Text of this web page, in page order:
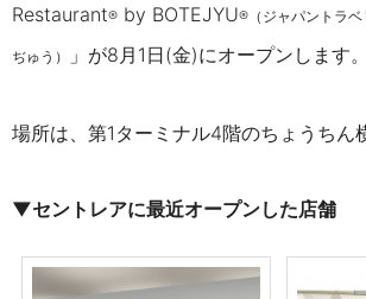
Restaurant® by BOTEJYU®（ ジャパントラ
ぢゅう ） 」が8月1日(金)にオープンします。
場所は、第1ターミナル4階のちょうちん
▼セントレアに最近オープンした店舗